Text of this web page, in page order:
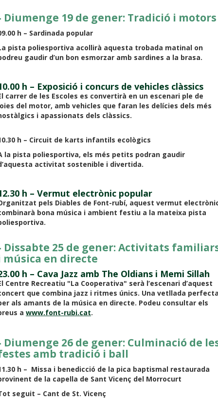
Diumenge 19 de gener: Tradició i motors
h – Sardinada popular
pista poliesportiva acollirà aquesta trobada matinal on
gaudir d’un bon esmorzar amb sardines a la brasa.
h – Exposició i concurs de vehicles clàssics
carrer de les Escoles es convertirà en un escenari ple de
del motor, amb vehicles que faran les delícies dels més
i apassionats dels clàssics.
h – Circuit de karts infantils ecològics
la pista poliesportiva, els més petits podran gaudir
activitat sostenible i divertida.
h – Vermut electrònic popular
pels Diables de Font-rubí, aquest vermut
bona música i ambient festiu a la mateixa pista
Dissabte 25 de gener: Activitats
música en directe
h – Cava Jazz amb The Oldians i Memi Sillah
Centre Recreatiu "La Cooperativa" serà l’escenari d’aquest
que combina jazz i ritmes únics. Una vetllada
als amants de la música en directe. Podeu consultar els
a www.font-rubi.cat.
Diumenge 26 de gener: Culminació de
amb tradició i ball
h – Missa i benedicció de la pica baptismal restaurada
de la capella de Sant Vicenç del Morrocurt
seguit – Cant de St. Vicenç